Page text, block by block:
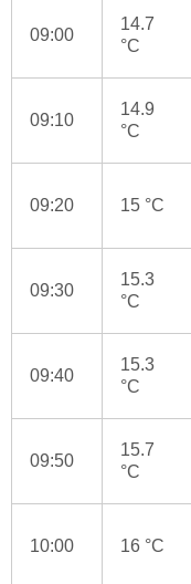
09:00
14.7
°C
09:10
14.9
°C
09:20 15 °C
09:30
15.3
°C
09:40
15.3
°C
09:50
15.7
°C
10:00 16 °C